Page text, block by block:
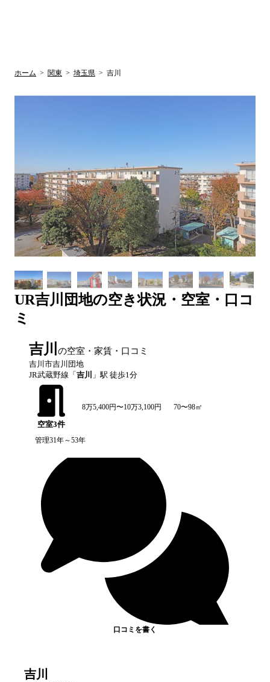
ホーム > 関東 > 埼玉県 > 吉川
UR吉川団地の空き状況・空室・口コ
ミ
吉川 の空室・家賃・口コミ
吉川市吉川団地
JR武蔵野線 「 吉川 」駅 徒歩1分
空室3件
8万5,400円〜10万3,100円 70〜98㎡
管理31年～53年
口コミを書く
吉川